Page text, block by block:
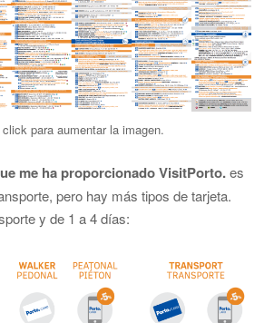
click para aumentar la imagen.
me ha proporcionado VisitPorto.es
pero hay más tipos de tarjeta.
y de 1 a 4 días: